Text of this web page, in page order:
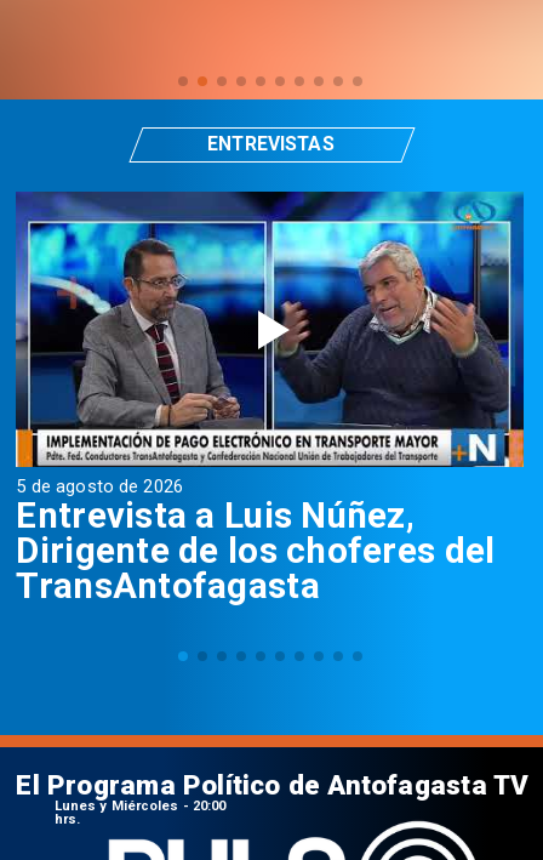
5 de agosto de 2026
Entrevista a Luis Núñez,
Dirigente de los choferes del
TransAntofagasta
ENTREVISTAS
El Programa Político de Antofagasta TV
Lunes y Miércoles - 20:00
hrs.